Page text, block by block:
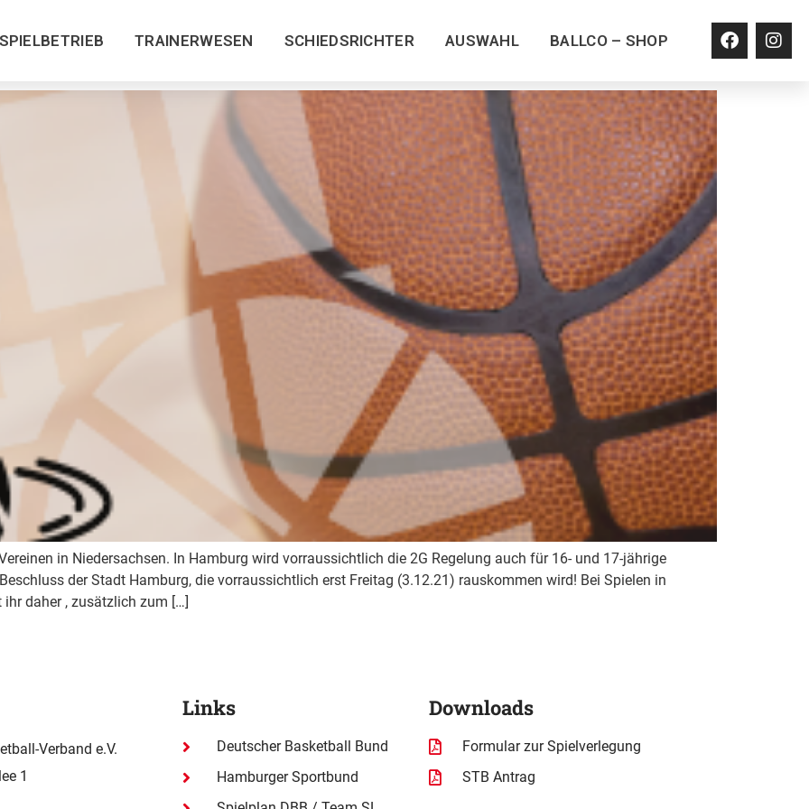
SPIELBETRIEB TRAINERWESEN SCHIEDSRICHTER AUSWAHL BALLCO – SHOP
in Niedersachsen. In Hamburg wird vorraussichtlich die 2G Regelung auch für 16- und 17-jährige
der Stadt Hamburg, die vorraussichtlich erst Freitag (3.12.21) rauskommen wird! Bei Spielen in
daher , zusätzlich zum […]
Verband e.V.
1
Links
Deutscher Basketball Bund
Hamburger Sportbund
Downloads
Formular zur Spielverlegung
STB Antrag